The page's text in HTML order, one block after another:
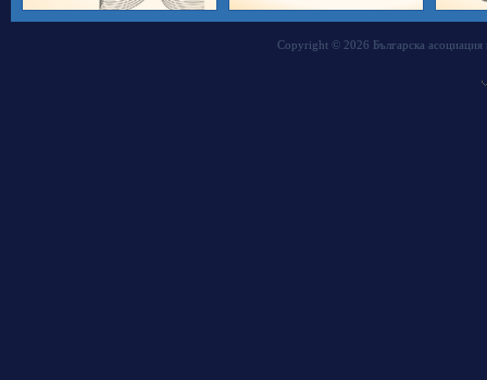
Copyright © 2026 Българска асоциация